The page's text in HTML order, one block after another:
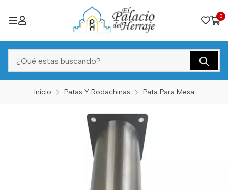
0
Inicio Patas Y Rodachinas Pata Para Mesa